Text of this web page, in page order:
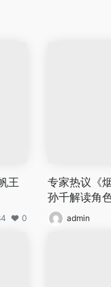
王
0
专家热议《
孙千解读角
admin